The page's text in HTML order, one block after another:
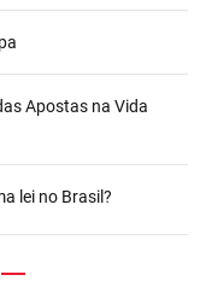
Apostas na Vida
lei no Brasil?